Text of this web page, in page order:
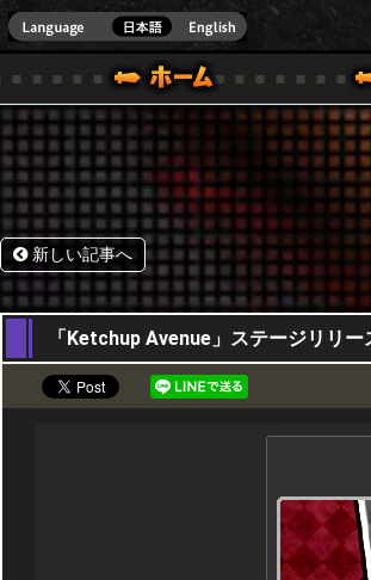
ウォーズ)公式サイト [ STEAM VER.]
新しい記事へ
03,08,2015
「Ketchup Avenue」ステージリリー